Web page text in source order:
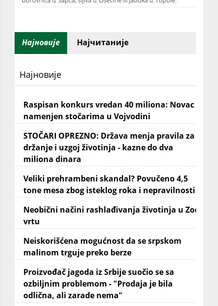
Најновије Најчитаније
Најновије
Raspisan konkurs vredan 40 miliona: Novac
namenjen stočarima u Vojvodini
STOČARI OPREZNO: Država menja pravila za
držanje i uzgoj životinja - kazne do dva
miliona dinara
Veliki prehrambeni skandal? Povučeno 4,5
tone mesa zbog isteklog roka i nepravilnosti
Neobični načini rashlađivanja životinja u Zoo
vrtu
Neiskorišćena mogućnost da se srpskom
malinom trguje preko berze
Proizvođač jagoda iz Srbije suočio se sa
ozbiljnim problemom - "Prodaja je bila
odlična, ali zarade nema"